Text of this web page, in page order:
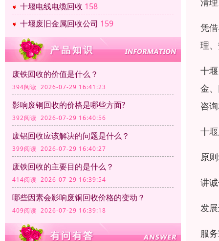
十堰电线电缆回收 158
十堰废旧金属回收公司 159
废铁回收的价值是什么？
394阅读 2026-07-29 16:41:23
影响废铜回收的价格是哪些方面?
392阅读 2026-07-29 16:40:56
废铝回收应该解决的问题是什么？
399阅读 2026-07-29 16:40:27
废铁回收的主要目的是什么？
414阅读 2026-07-29 16:39:54
哪些因素会影响废铜回收价格的变动？
409阅读 2026-07-29 16:39:18
凭
理
十
金
咨
十
原
讲
发
服